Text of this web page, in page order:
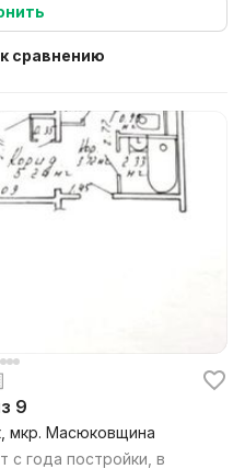
сравнению
9
мкр. Масюковщина
с года постройки, в